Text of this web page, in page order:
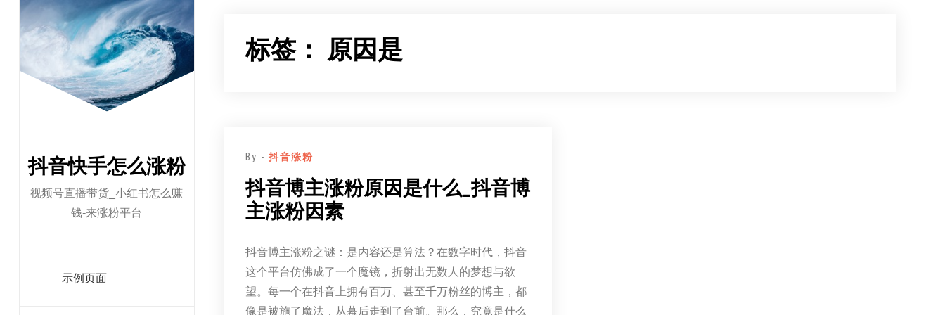
抖音快手怎么涨粉
视频号直播带货_小红书怎么赚
钱-来涨粉平台
示例页面
标签： 原因是
By -抖音涨粉
抖音博主涨粉原因是什么_抖音博
主涨粉因素
抖音博主涨粉之谜：是内容还是算法？在数字时代，抖音
这个平台仿佛成了一个魔镜，折射出无数人的梦想与欲
望。每一个在抖音上拥有百万、甚至千万粉丝的博主，都
像是被施了魔法，从幕后走到了台前。那么，究竟是什么